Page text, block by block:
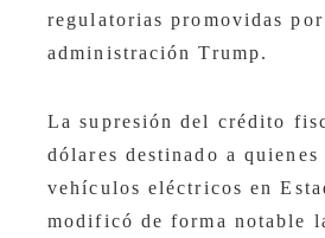
regulatorias promovidas
administración Trump.
La supresión del crédito
dólares destinado a quienes
vehículos eléctricos en
modificó de forma notable